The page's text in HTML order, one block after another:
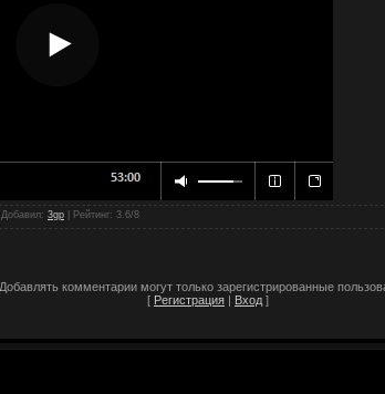
Добавил: 3gp Рейтинг: 3.6/8
Добавлять комментарии могут только зарегистрированные
[ Регистрация | Вход ]